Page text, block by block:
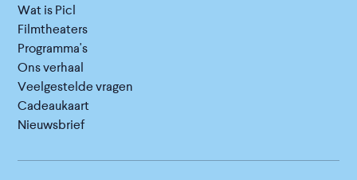
Wat is Picl
Filmtheaters
Programma's
Ons verhaal
Veelgestelde vragen
Cadeaukaart
Nieuwsbrief